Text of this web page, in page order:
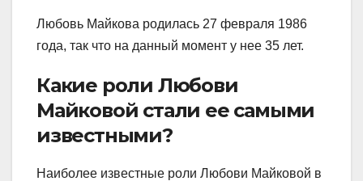
Любовь Майкова родилась 27 февраля 1986
года, так что на данный момент у нее 35 лет.
Какие роли Любови
Майковой стали ее самыми
известными?
Наиболее известные роли Любови Майковой в